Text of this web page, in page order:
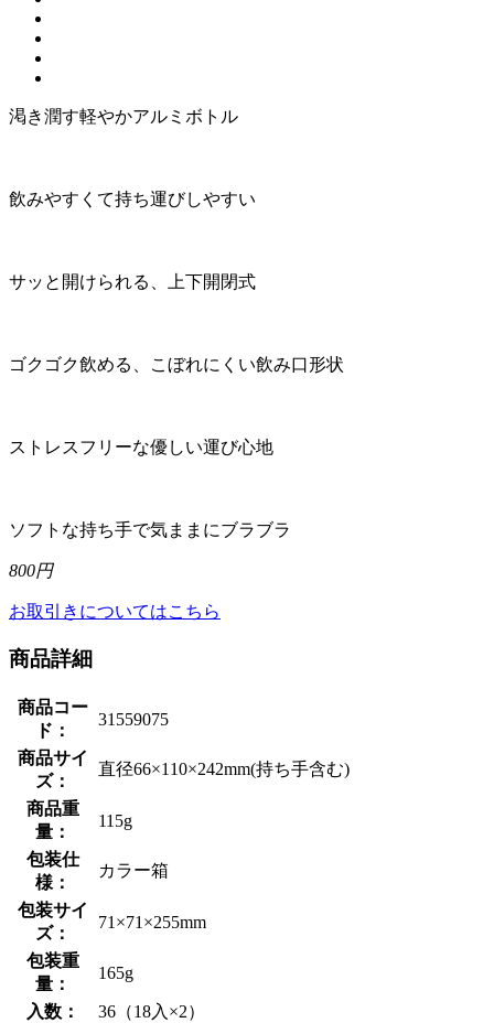
渇き潤す軽やかアルミボトル
飲みやすくて持ち運びしやすい
サッと開けられる、上下開閉式
ゴクゴク飲める、こぼれにくい飲み口形状
ストレスフリーな優しい運び心地
ソフトな持ち手で気ままにブラブラ
800円
お取引きについてはこちら
商品詳細
商品コー
ド：
31559075
商品サイ
ズ：
直径66×110×242mm(持ち手含む)
商品重
量：
115g
包装仕
様：
カラー箱
包装サイ
ズ：
71×71×255mm
包装重
量：
165g
入数：
36（18入×2）